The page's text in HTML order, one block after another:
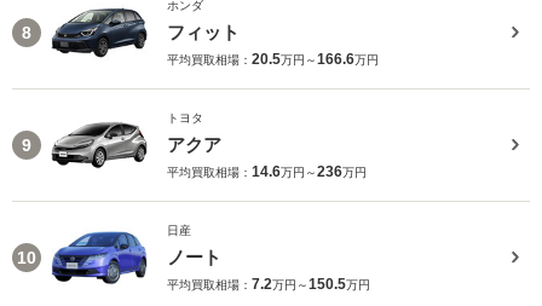
8
ホンダ
フィット
平均買取相場： 20.5万円～166.6万円
9
トヨタ
アクア
平均買取相場： 14.6万円～236万円
10
日産
ノート
平均買取相場： 7.2万円～150.5万円